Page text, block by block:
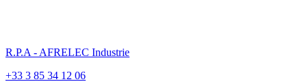
R.P.A - AFRELEC Industrie
+33 3 85 34 12 06